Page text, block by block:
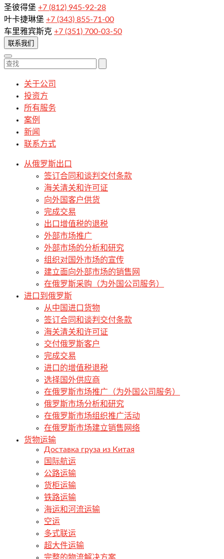
圣彼得堡 +7 (812) 945-92-28
叶卡捷琳堡 +7 (343) 855-71-00
车里雅宾斯克 +7 (351) 700-03-50
联系我们
关于公司
投资方
所有服务
案例
新闻
联系方式
从俄罗斯出口
签订合同和谈判交付条款
海关清关和许可证
向外国客户供货
完成交易
出口增值税的退税
外部市场推广
外部市场的分析和研究
组织对国外市场的宣传
建立面向外部市场的销售网
在俄罗斯采购（为外国公司服务）
进口到俄罗斯
从中国进口货物
签订合同和谈判交付条款
海关清关和许可证
交付俄罗斯客户
完成交易
进口的增值税退税
选择国外供应商
在俄罗斯市场推广（为外国公司服务）
俄罗斯市场分析和研究
在俄罗斯市场组织推广活动
在俄罗斯市场建立销售网络
货物运输
Доставка груза из Китая
国际航运
公路运输
货柜运输
铁路运输
海运和河流运输
空运
多式联运
超大件运输